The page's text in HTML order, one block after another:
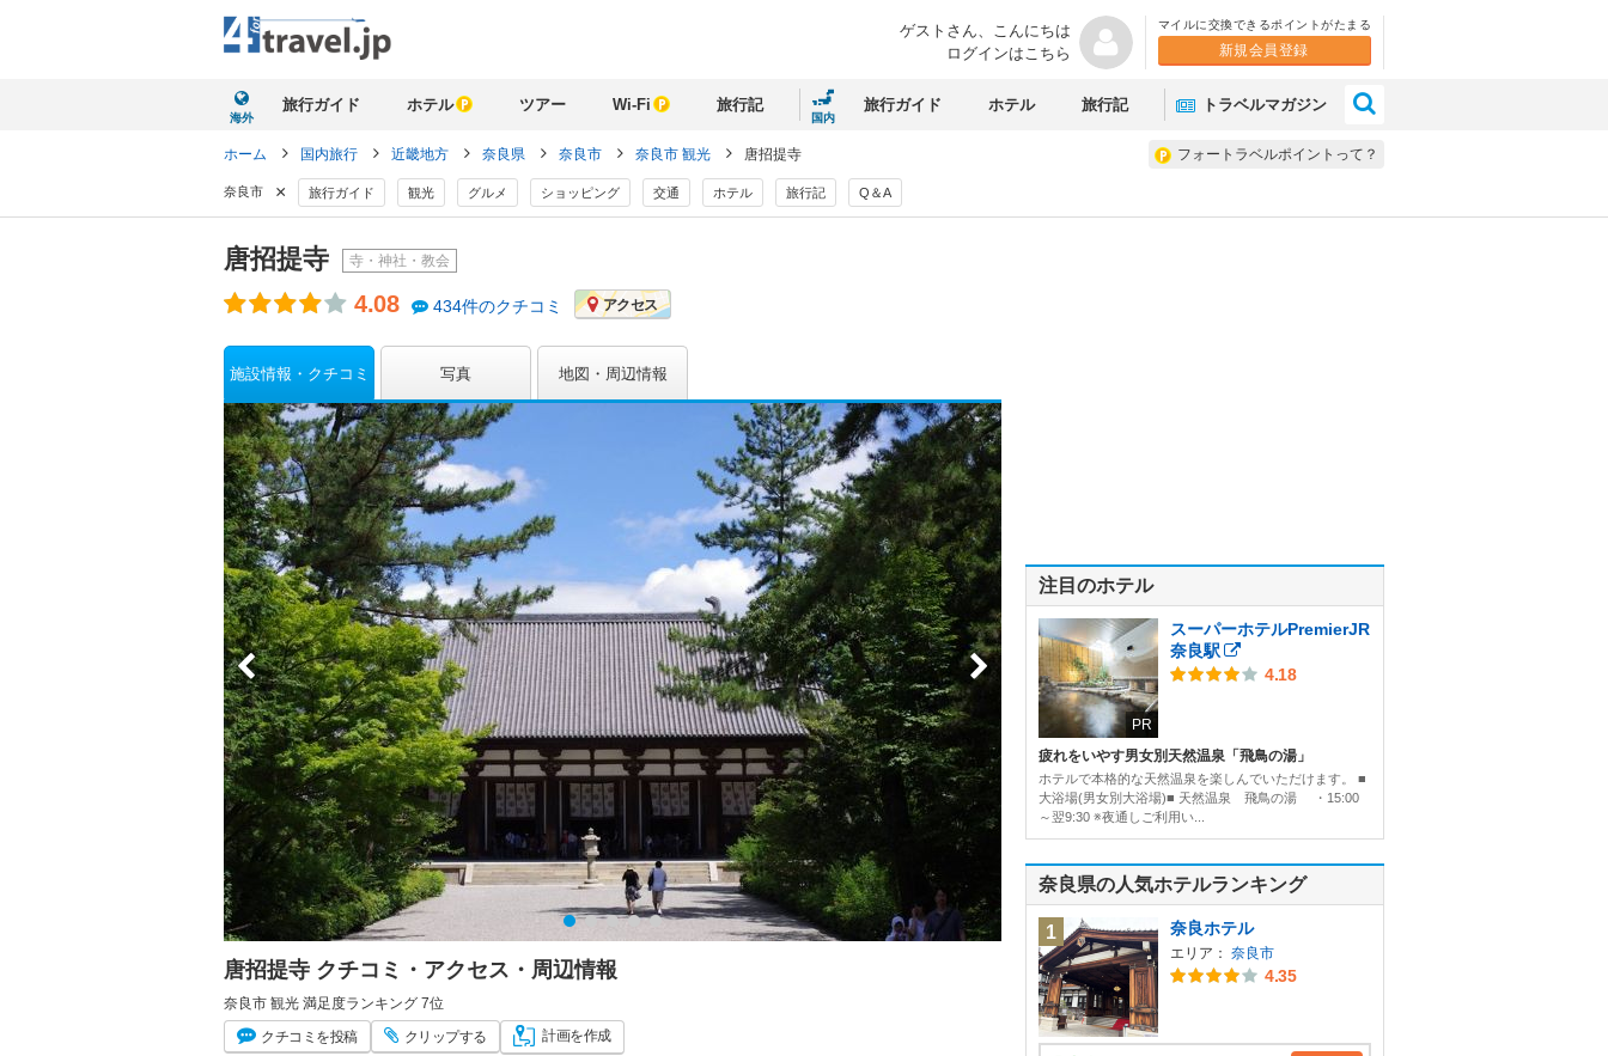
ゲストさん、 こんにちは
ログインはこちら
マイルに交換できるポイントがたまる
新規会員登録
海外
旅行ガイド ホテル ツアー Wi-Fi 旅行記
国内
旅行ガイド ホテル 旅行記 トラベルマガジン
フォートラベルポイントって？
ホーム 国内旅行 近畿地方 奈良県 奈良市 奈良市 観光 唐招提寺
奈良市 × 旅行ガイド 観光 グルメ ショッピング 交通 ホテル 旅行記 Q＆A
唐招提寺 寺・神社・教会
4.08 434件のクチコミ アクセス
施設情報・クチコミ 写真 地図・周辺情報
唐招提寺 クチコミ・アクセス・周辺情報
奈良市 観光 満足度ランキング 7位
クチコミ を投稿 クリップする 計画を作成
注目のホテル
PR
スーパーホテルPremierJR
奈良駅
4.18
疲れをいやす男女別天然温泉「飛鳥の湯」
ホテルで本格的な天然温泉を楽しんでいただけます。 ■
大浴場(男女別大浴場)■ 天然温泉 飛鳥の湯 ・15:00
～翌9:30 ※夜通しご利用い...
奈良県の人気ホテルランキング
1 奈良ホテル
エリア： 奈良市
4.35